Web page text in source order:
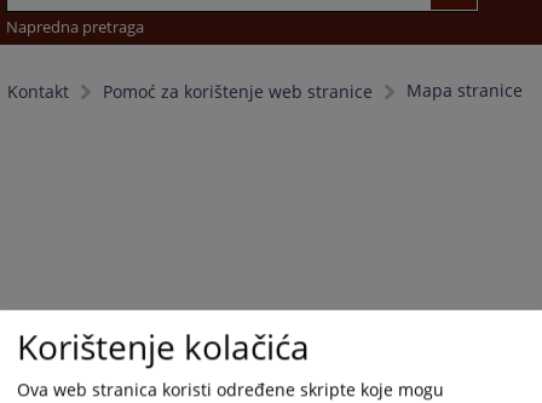
Napredna pretraga
Kontakt Pomoć za korištenje web stranice Mapa stranice
Korištenje kolačića
Ova web stranica koristi određene skripte koje mogu